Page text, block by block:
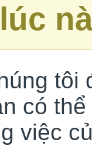
tôi
có
việc